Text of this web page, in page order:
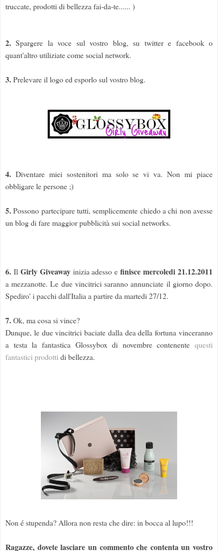
truccate, prodotti di bellezza fai-da-te...... )
2. Spargere la voce sul vostro blog, su twitter e facebook o
quant'altro utiliziate come social network.
3.Prelevare il logo ed esporlo sul vostro blog.
4. Diventare miei sostenitori ma solo se vi va. Non mi piace
obbligare le persone ;)
5.Possono partecipare tutti, semplicemente chiedo a chi non avesse
un blog di fare maggior pubblicità sui social networks.
6. Il Girly Giveawayinizia adesso efinisce mercoledi 21.12.2011
a mezzanotte. Le due vincitrici saranno annunciate il giorno dopo.
Spediro' i pacchi dall'Italia a partire da martedi 27/12.
7.Ok, ma cosa si vince?
Dunque, le due vincitrici baciate dalla dea della fortuna vinceranno
a testa la fantastica Glossybox di novembre contenente questi
fantastici prodottidi bellezza.
Non é stupenda? Allora non resta che dire: in bocca al lupo!!!
Ragazze, dovete lasciare un commento che contenta un vostro